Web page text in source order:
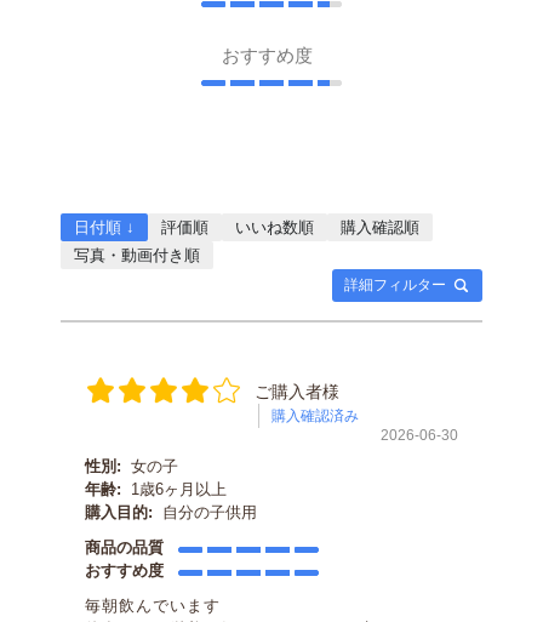
おすすめ度
詳細フィルター
日付順 ↓ 評価順 いいね数順
購入確認順
写真・動画付き順
ご購入者様
購入確認済み
2026-06-30
性別: 女の子
年齢:
1歳6ヶ月以上
購入目的:
自分の子供用
商品の品質
おすすめ度
毎朝飲んでいます